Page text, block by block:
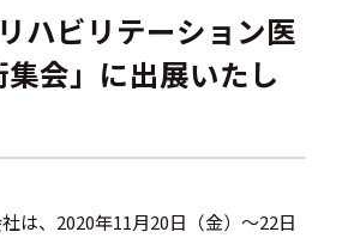
ハビリテーション医
会」に出展いたし
は、2020年11月20日（金）〜22日